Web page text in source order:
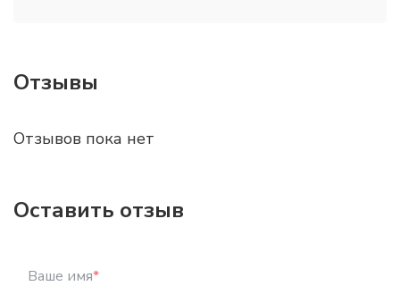
Отзывы
Отзывов пока нет
Оставить отзыв
Ваше имя*